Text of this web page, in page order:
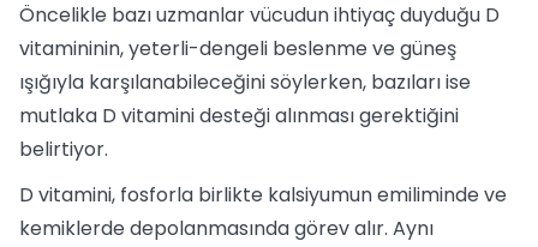
Öncelikle bazı uzmanlar vücudun ihtiyaç duyduğu D
vitamininin, yeterli-dengeli beslenme ve güneş
ışığıyla karşılanabileceğini söylerken, bazıları ise
mutlaka D vitamini desteği alınması gerektiğini
belirtiyor.
D vitamini, fosforla birlikte kalsiyumun emiliminde ve
kemiklerde depolanmasında görev alır. Aynı